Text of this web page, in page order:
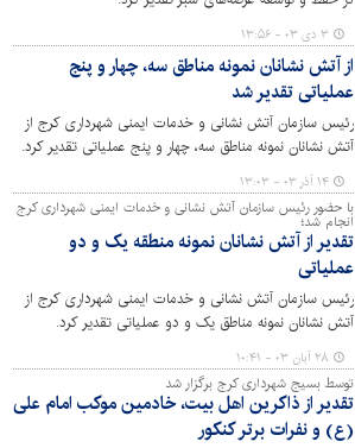
۳ دی ۰۳ - ۱۳:۵۶
از آتش نشانان نمونه مناطق سه، چهار و پنج
عملیاتی تقدیر شد
رئیس سازمان آتش نشانی و خدمات ایمنی شهرداری کرج از
آتش نشانان نمونه مناطق سه، چهار و پنج عملیاتی تقدیر کرد.
۱۴ آذر ۰۳ - ۱۳:۰۳
با حضور رئیس سازمان آتش نشانی و خدمات ایمنی شهرداری کرج
انجام شد؛
تقدیر از آتش نشانان نمونه منطقه یک و دو
عملیاتی
رئیس سازمان آتش نشانی و خدمات ایمنی شهرداری کرج از
آتش نشانان نمونه مناطق یک و دو عملیاتی تقدیر کرد.
۲۸ آبان ۰۳ - ۱۰:۴۱
توسط بسیج شهرداری کرج برگزار شد
تقدیر از ذاکرین اهل بیت، خادمین موکب امام علی
(ع) و نفرات برتر کنکور